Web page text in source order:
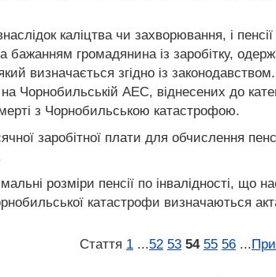
каліцтва чи захворювання, і
громадянина із заробітку,
визначається згідно із
на Чорнобильській АЕС, віднесених до
з Чорнобильською катастрофою.
заробітної плати для обчислення
розміри пенсії по інвалідності, що
катастрофи визначаються
Стаття 1 ...52 53 54 55 56 ...